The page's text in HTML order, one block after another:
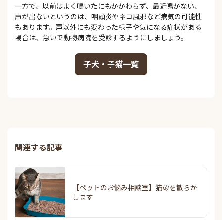
一方で、以前はよく鳴いたにもかかわらず、最近鳴かない、
声が出ないというのは、咽頭炎やネコ風邪など病気の可能性
もあります。声以外にも変わった様子や気になる症状がある
場合は、急いで動物病院を受診するようにしましょう。
子犬・子猫一覧
関連する記事
【ペットのお悩み相談室】猫砂を散らか
します